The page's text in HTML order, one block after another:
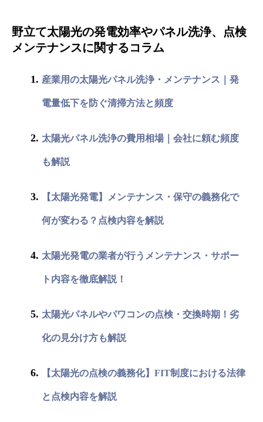
野立て太陽光の発電効率やパネル洗浄、点検
メンテナンスに関するコラム
産業用の太陽光パネル洗浄・メンテナンス｜発
電量低下を防ぐ清掃方法と頻度
太陽光パネル洗浄の費用相場｜会社に頼む頻度
も解説
【太陽光発電】メンテナンス・保守の義務化で
何が変わる？点検内容を解説
太陽光発電の業者が行うメンテナンス・サポー
ト内容を徹底解説！
太陽光パネルやパワコンの点検・交換時期！劣
化の見分け方も解説
【太陽光の点検の義務化】FIT制度における法律
と点検内容を解説